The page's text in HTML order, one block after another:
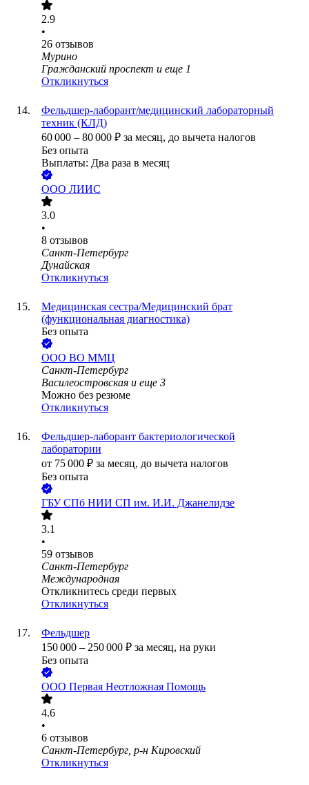
2.9
•
26 отзывов
Мурино
Гражданский проспект и еще 1
Откликнуться
Фельдшер-лаборант/медицинский лабораторный
техник (КЛД)
60 000 – 80 000 ₽ за месяц, до вычета налогов
Без опыта
Выплаты: Два раза в месяц
ООО ЛИИС
3.0
•
8 отзывов
Санкт-Петербург
Дунайская
Откликнуться
Медицинская сестра/Медицинский брат
(функциональная диагностика)
Без опыта
ООО ВО ММЦ
Санкт-Петербург
Василеостровская и еще 3
Можно без резюме
Откликнуться
Фельдшер-лаборант бактериологической
лаборатории
от 75 000 ₽ за месяц, до вычета налогов
Без опыта
ГБУ СПб НИИ СП им. И.И. Джанелидзе
3.1
•
59 отзывов
Санкт-Петербург
Международная
Откликнитесь среди первых
Откликнуться
Фельдшер
150 000 – 250 000 ₽ за месяц, на руки
Без опыта
ООО Первая Неотложная Помощь
4.6
•
6 отзывов
Санкт-Петербург, р-н Кировский
Откликнуться